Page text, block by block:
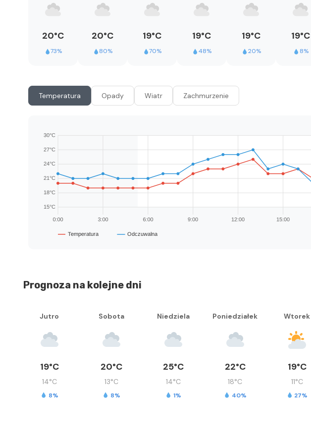
20°C
73%
20°C
80%
19°C
70%
19°C
48%
19°C
20%
19°C
8%
Temperatura Opady Wiatr Zachmurzenie
Prognoza na kolejne dni
Jutro
19°C
14°C
8%
Sobota
20°C
13°C
8%
Niedziela
25°C
14°C
1%
Poniedziałek
22°C
18°C
40%
Wtorek
19°C
11°C
27%